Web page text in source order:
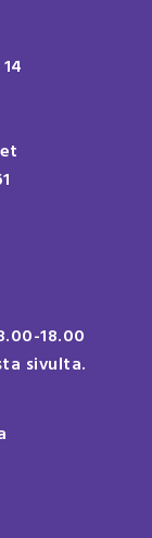
18.00
sivulta.